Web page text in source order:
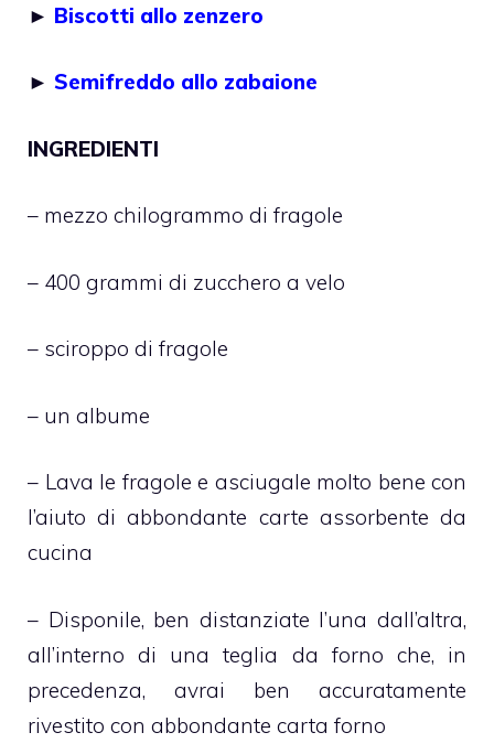
► Biscotti allo zenzero
► Semifreddo allo zabaione
INGREDIENTI
– mezzo chilogrammo di fragole
– 400 grammi di zucchero a velo
– sciroppo di fragole
– un albume
– Lava le fragole e asciugale molto bene con
l’aiuto di abbondante carte assorbente da
cucina
– Disponile, ben distanziate l’una dall’altra,
all’interno di una teglia da forno che, in
precedenza, avrai ben accuratamente
rivestito con abbondante carta forno